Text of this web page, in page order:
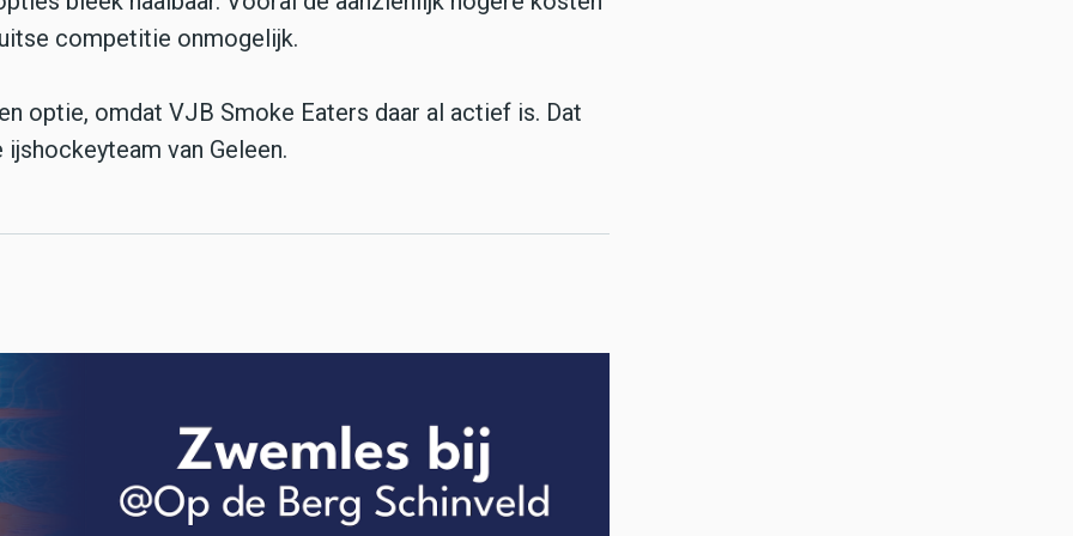
competitie onmogelijk.
optie, omdat VJB Smoke Eaters daar al actief is. Dat
van Geleen.